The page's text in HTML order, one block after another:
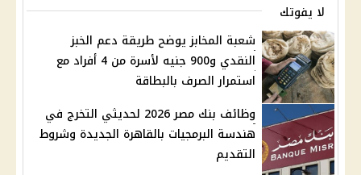
لا يفوتك
شعبة المخابز يوضح طريقة دعم الخبز
النقدي و900 جنيه لأسرة من 4 أفراد مع
استمرار الصرف بالبطاقة
وظائف بنك مصر 2026 لحديثي التخرج في
هندسة البرمجيات بالقاهرة الجديدة وشروط
التقديم